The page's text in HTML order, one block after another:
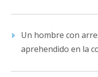
Un hombre con
aprehendido en la